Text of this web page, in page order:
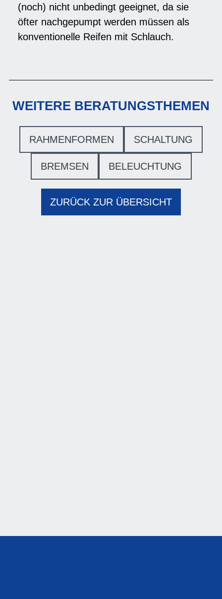
(noch) nicht unbedingt geeignet, da sie
öfter nachgepumpt werden müssen als
konventionelle Reifen mit Schlauch.
WEITERE BERATUNGSTHEMEN
RAHMENFORMEN SCHALTUNG
BREMSEN BELEUCHTUNG
ZURÜCK ZUR ÜBERSICHT